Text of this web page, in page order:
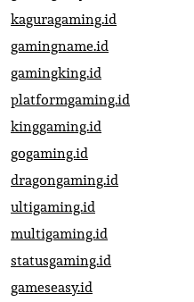
kaguragaming.id
gamingname.id
gamingking.id
platformgaming.id
kinggaming.id
gogaming.id
dragongaming.id
ultigaming.id
multigaming.id
statusgaming.id
gameseasy.id